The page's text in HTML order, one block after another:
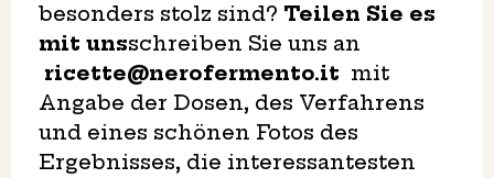
besonders stolz sind? Teilen Sie es
mit unsschreiben Sie uns an
ricette@nerofermento.it mit
Angabe der Dosen, des Verfahrens
und eines schönen Fotos des
Ergebnisses, die interessantesten